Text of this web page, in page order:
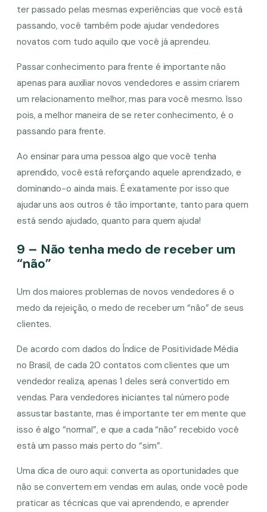
ter passado pelas mesmas experiências que você está
passando, você também pode ajudar vendedores
novatos com tudo aquilo que você já aprendeu.
Passar conhecimento para frente é importante não
apenas para auxiliar novos vendedores e assim criarem
um relacionamento melhor, mas para você mesmo. Isso
pois, a melhor maneira de se reter conhecimento, é o
passando para frente.
Ao ensinar para uma pessoa algo que você tenha
aprendido, você está reforçando aquele aprendizado, e
dominando-o ainda mais. É exatamente por isso que
ajudar uns aos outros é tão importante, tanto para quem
está sendo ajudado, quanto para quem ajuda!
9 – Não tenha medo de receber um
“não”
Um dos maiores problemas de novos vendedores é o
medo da rejeição, o medo de receber um “não” de seus
clientes.
De acordo com dados do Índice de Positividade Média
no Brasil, de cada 20 contatos com clientes que um
vendedor realiza, apenas 1 deles será convertido em
vendas. Para vendedores iniciantes tal número pode
assustar bastante, mas é importante ter em mente que
isso é algo “normal”, e que a cada “não” recebido você
está um passo mais perto do “sim”.
Uma dica de ouro aqui: converta as oportunidades que
não se convertem em vendas em aulas, onde você pode
praticar as técnicas que vai aprendendo, e aprender